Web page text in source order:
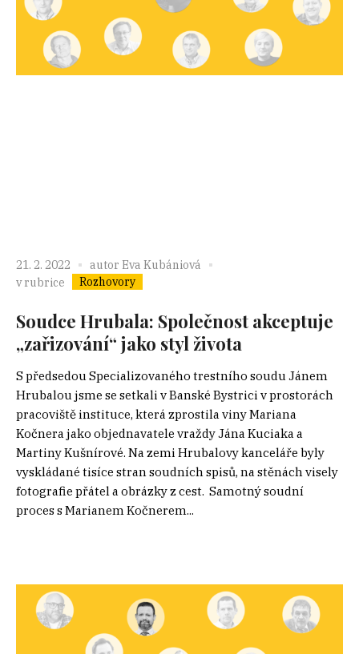
21. 2. 2022 autor Eva Kubániová
v rubrice
Rozhovory
Soudce Hrubala: Společnost akceptuje
„zařizování“ jako styl života
S předsedou Specializovaného trestního soudu Jánem
Hrubalou jsme se setkali v Banské Bystrici v prostorách
pracoviště instituce, která zprostila viny Mariana
Kočnera jako objednavatele vraždy Jána Kuciaka a
Martiny Kušnírové. Na zemi Hrubalovy kanceláře byly
vyskládané tisíce stran soudních spisů, na stěnách visely
fotografie přátel a obrázky z cest. Samotný soudní
proces s Marianem Kočnerem...